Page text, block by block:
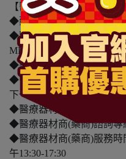
【醫療器材商(藥商)許可執
◆藥商許可執照字號：北市
◆醫療器材商許可執照字
MD6201047487 號
◆醫療器材商(藥商)名稱：
◆醫療器材商(藥商)地址：
下一層
◆醫療器材商(藥商)電話：
◆醫療器材商(藥商)諮詢專
◆醫療器材商(藥商)服務時
午13:30-17:30